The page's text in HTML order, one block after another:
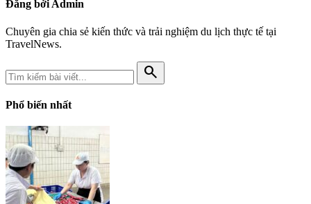
Đăng bởi Admin
Chuyên gia chia sẻ kiến thức và trải nghiệm du lịch thực tế tại
TravelNews.
search
Phổ biến nhất